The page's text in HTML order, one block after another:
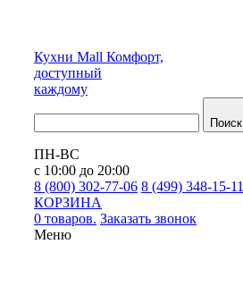
Кухни Mall Комфорт,
доступный
каждому
Поиск
ПН-ВС
с 10:00 до 20:00
8 (800) 302-77-06 8 (499) 348-15-11
КОРЗИНА
0 товаров. Заказать звонок
Меню